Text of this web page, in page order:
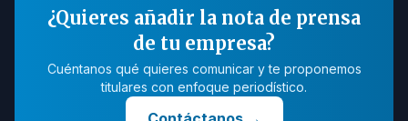
¿Quieres añadir la nota de prensa
de tu empresa?
Cuéntanos qué quieres comunicar y te proponemos
titulares con enfoque periodístico.